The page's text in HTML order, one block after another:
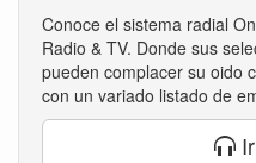
Conoce el sistema radial
Radio & TV. Donde sus
pueden complacer su oido
con un variado listado de